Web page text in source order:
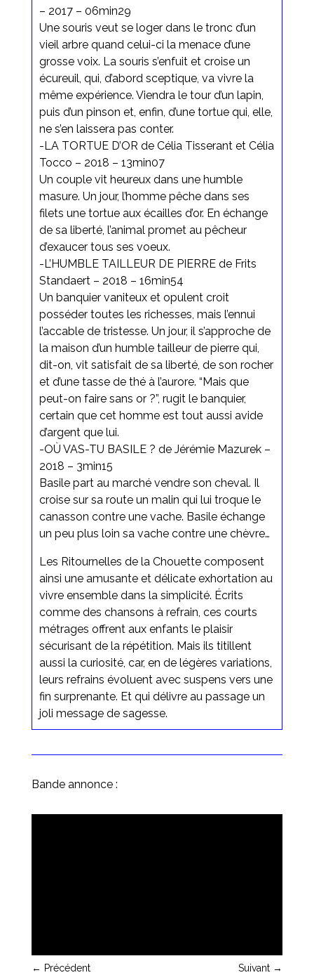
– 2017 – 06min29
Une souris veut se loger dans le tronc d’un
vieil arbre quand celui-ci la menace d’une
grosse voix. La souris s’enfuit et croise un
écureuil, qui, d’abord sceptique, va vivre la
même expérience. Viendra le tour d’un lapin,
puis d’un pinson et, enfin, d’une tortue qui, elle,
ne s’en laissera pas conter.
-LA TORTUE D’OR de Célia Tisserant et Célia
Tocco – 2018 – 13min07
Un couple vit heureux dans une humble
masure. Un jour, l’homme pêche dans ses
filets une tortue aux écailles d’or. En échange
de sa liberté, l’animal promet au pêcheur
d’exaucer tous ses voeux.
-L’HUMBLE TAILLEUR DE PIERRE de Frits
Standaert – 2018 – 16min54
Un banquier vaniteux et opulent croit
posséder toutes les richesses, mais l’ennui
l’accable de tristesse. Un jour, il s’approche de
la maison d’un humble tailleur de pierre qui,
dit-on, vit satisfait de sa liberté, de son rocher
et d’une tasse de thé à l’aurore. “Mais que
peut-on faire sans or ?”, rugit le banquier,
certain que cet homme est tout aussi avide
d’argent que lui.
-OÙ VAS-TU BASILE ? de Jérémie Mazurek –
2018 – 3min15
Basile part au marché vendre son cheval. Il
croise sur sa route un malin qui lui troque le
canasson contre une vache. Basile échange
un peu plus loin sa vache contre une chèvre…
Les Ritournelles de la Chouette composent
ainsi une amusante et délicate exhortation au
vivre ensemble dans la simplicité. Écrits
comme des chansons à refrain, ces courts
métrages offrent aux enfants le plaisir
sécurisant de la répétition. Mais ils titillent
aussi la curiosité, car, en de légères variations,
leurs refrains évoluent avec suspens vers une
fin surprenante. Et qui délivre au passage un
joli message de sagesse.
Bande annonce :
← Précédent Suivant →